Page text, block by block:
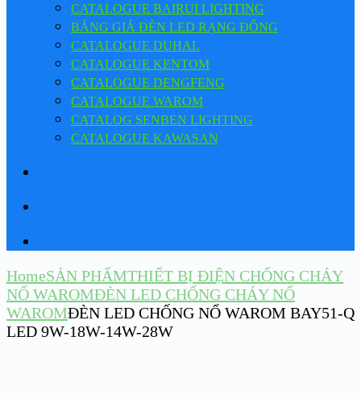
CATALOGUE BAIRUI LIGHTING
BẢNG GIÁ ĐÈN LED RẠNG ĐÔNG
CATALOGUE DUHAL
CATALOGUE KENTOM
CATALOGUE DENGFENG
CATALOGUE WAROM
CATALOG SENBEN LIGHTING
CATALOGUE KAWASAN
HomeSẢN PHẨMTHIẾT BỊ ĐIỆN CHỐNG CHÁY
NỔ WAROMĐÈN LED CHỐNG CHÁY NỔ
WAROMĐÈN LED CHỐNG NỔ WAROM BAY51-Q
LED 9W-18W-14W-28W